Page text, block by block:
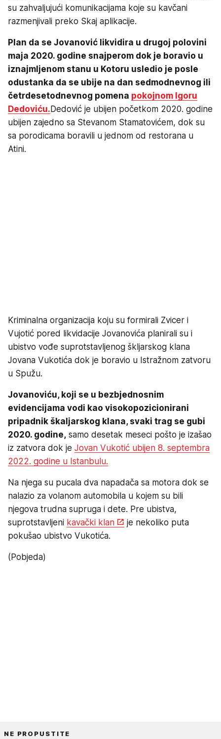
su zahvaljujući komunikacijama koje su kavčani
razmenjivali preko Skaj aplikacije.
Plan da se Jovanović likvidira u drugoj polovini
maja 2020. godine snajperom dok je boravio u
iznajmljenom stanu u Kotoru usledio je posle
odustanka da se ubije na dan sedmodnevnog ili
četrdesetodnevnog pomena pokojnom Igoru
Dedoviću.Dedović je ubijen početkom 2020. godine
ubijen zajedno sa Stevanom Stamatovićem, dok su
sa porodicama boravili u jednom od restorana u
Atini.
Kriminalna organizacija koju su formirali Zvicer i
Vujotić pored likvidacije Jovanovića planirali su i
ubistvo vođe suprotstavljenog škljarskog klana
Jovana Vukotića dok je boravio u Istražnom zatvoru
u Spužu.
Jovanoviću, koji se u bezbjednosnim
evidencijama vodi kao visokopozicionirani
pripadnik škaljarskog klana, svaki trag se gubi
2020. godine, samo desetak meseci pošto je izašao
iz zatvora dok je Jovan Vukotić ubijen 8. septembra
2022. godine u Istanbulu.
Na njega su pucala dva napadača sa motora dok se
nalazio za volanom automobila u kojem su bili
njegova trudna supruga i dete. Pre ubistva,
suprotstavljeni kavački klan
je nekoliko puta
pokušao ubistvo Vukotića.
(Pobjeda)
NE PROPUSTITE